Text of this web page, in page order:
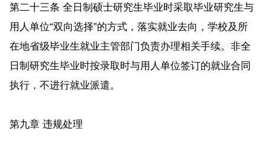
第二十三条 全日制硕士研究生毕业时采取毕业研究生与
用人单位“双向选择”的方式，落实就业去向，学校及所
在地省级毕业生就业主管部门负责办理相关手续。非全
日制研究生毕业时按录取时与用人单位签订的就业合同
执行，不进行就业派遣。
第九章 违规处理